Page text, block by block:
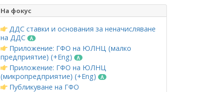
На фокус
ДДС ставки и основания за неначисляване
на ДДС
Приложение: ГФО на ЮЛНЦ (малко
предприятие) (+Eng)
Приложение: ГФО на ЮЛНЦ
(микропредприятие) (+Eng)
Публикуване на ГФО